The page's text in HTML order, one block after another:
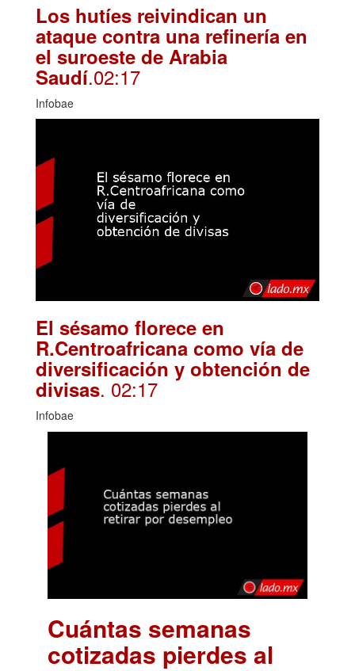
Los hutíes reivindican un
ataque contra una refinería en
el suroeste de Arabia
Saudí.02:17
Infobae
El sésamo florece en
R.Centroafricana como vía de
diversificación y obtención de
divisas. 02:17
Infobae
Cuántas semanas
cotizadas pierdes al